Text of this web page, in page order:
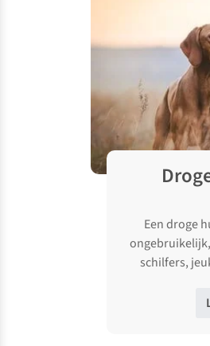
Een droge
schilfers,